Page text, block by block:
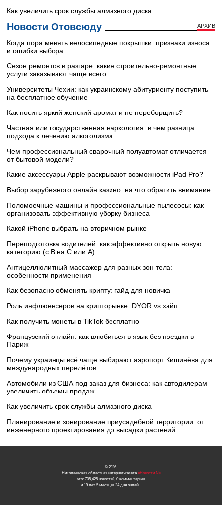
Как увеличить срок службы алмазного диска
Новости Отовсюду АРХИВ
Когда пора менять велосипедные покрышки: признаки износа
и ошибки выбора
Сезон ремонтов в разгаре: какие строительно-ремонтные
услуги заказывают чаще всего
Университеты Чехии: как украинскому абитуриенту поступить
на бесплатное обучение
Как носить яркий женский аромат и не переборщить?
Частная или государственная наркология: в чем разница
подхода к лечению алкоголизма
Чем профессиональный сварочный полуавтомат отличается
от бытовой модели?
Какие аксессуары Apple раскрывают возможности iPad Pro?
Выбор зарубежного онлайн казино: на что обратить внимание
Поломоечные машины и профессиональные пылесосы: как
организовать эффективную уборку бизнеса
Какой iPhone выбрать на вторичном рынке
Переподготовка водителей: как эффективно открыть новую
категорию (с B на C или А)
Антицеллюлитный массажер для разных зон тела:
особенности применения
Как безопасно обменять крипту: гайд для новичка
Роль инфлюенсеров на крипторынке: DYOR vs хайп
Как получить монеты в TikTok бесплатно
Французский онлайн: как влюбиться в язык без поездки в
Париж
Почему украинцы всё чаще выбирают аэропорт Кишинёва для
международных перелётов
Автомобили из США под заказ для бизнеса: как автодилерам
увеличить объемы продаж
Как увеличить срок службы алмазного диска
Планирование и зонирование приусадебной территории: от
инженерного проектирования до высадки растений
© 2026.
Николаевская областная интернет-газета «Новости N»
это: 705,425 новостей, 0 комментариев
и 19 лет 5 месяцев 24 дня онлайн.